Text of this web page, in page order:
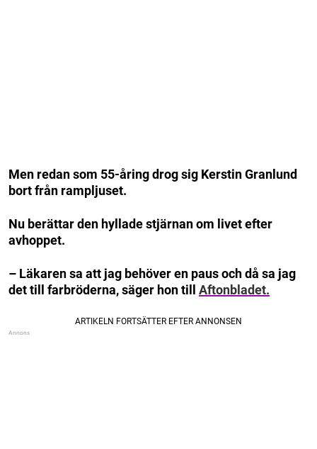
Men redan som 55-åring drog sig Kerstin Granlund
bort från rampljuset.
Nu berättar den hyllade stjärnan om livet efter
avhoppet.
– Läkaren sa att jag behöver en paus och då sa jag
det till farbröderna, säger hon till Aftonbladet.